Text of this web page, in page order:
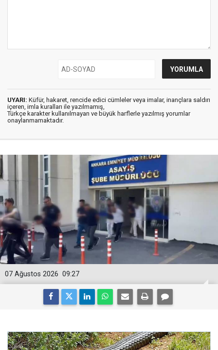
UYARI: Küfür, hakaret, rencide edici cümleler veya imalar, inançlara saldırı
içeren, imla kuralları ile yazılmamış,
Türkçe karakter kullanılmayan ve büyük harflerle yazılmış yorumlar
onaylanmamaktadır.
09:27
07 Ağustos 2026